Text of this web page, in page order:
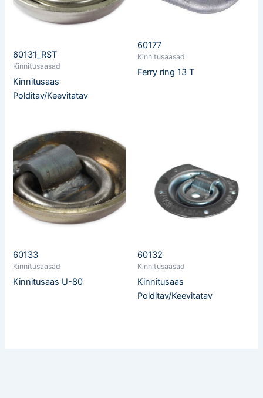
60131_RST
Kinnitusaasad
Kinnitusaas
Polditav/Keevitatav
60177
Kinnitusaasad
Ferry ring 13 T
60133
Kinnitusaasad
Kinnitusaas U-80
60132
Kinnitusaasad
Kinnitusaas
Polditav/Keevitatav